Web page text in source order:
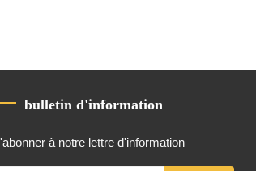
bulletin d'information
à notre lettre d'information